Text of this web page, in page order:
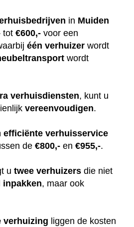
in Muiden
tot €600,- voor een
één verhuizer wordt
wordt
verhuisdiensten, kunt u
vereenvoudigen.
efficiënte verhuisservice
de €800,- en €955,-.
u twee verhuizers die niet
inpakken, maar ook
verhuizing liggen de kosten